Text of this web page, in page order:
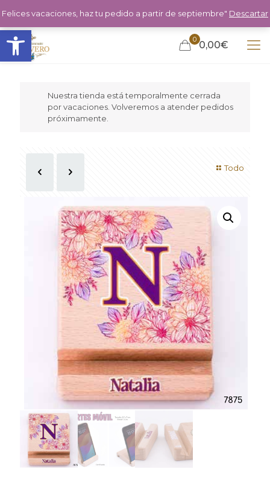
Abrir barra de herramientas 0 0,00€
Nuestra tienda está temporalmente cerrada
por vacaciones. Volveremos a atender pedidos
próximamente.
Todo
Felices vacaciones, haz tu pedido a partir de septiembre" Descartar